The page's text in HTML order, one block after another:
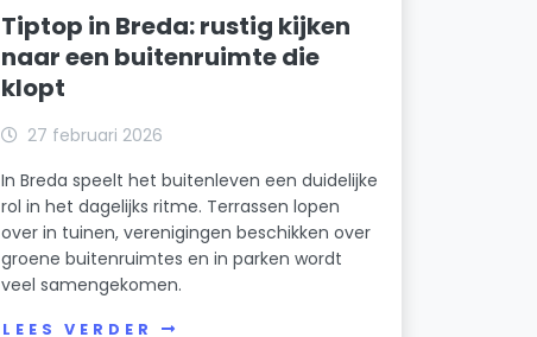
Tiptop in Breda: rustig kijken
naar een buitenruimte die
klopt
27 februari 2026
In Breda speelt het buitenleven een duidelijke
rol in het dagelijks ritme. Terrassen lopen
over in tuinen, verenigingen beschikken over
groene buitenruimtes en in parken wordt
veel samengekomen.
LEES VERDER